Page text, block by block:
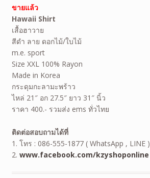
ขายแล้ว
Hawaii Shirt
เสื้อฮาวาย
สีดำ ลาย ดอกไม้/ใบไม้
m.e. sport
Size XXL 100% Rayon
Made in Korea
กระดุมกะลามะพร้าว
ไหล่ 21″ อก 27.5″ ยาว 31″ นิ้ว
ราคา 400.- รวมส่ง ems ทั่วไทย
ติดต่อสอบถามได้ที่
1. โทร : 086-555-1877 ( WhatsApp , LINE )
2. www.facebook.com/kzyshoponline